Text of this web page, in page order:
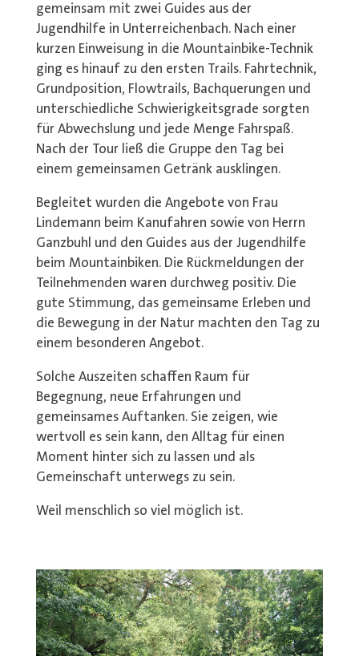
gemeinsam mit zwei Guides aus der
Jugendhilfe in Unterreichenbach. Nach einer
kurzen Einweisung in die Mountainbike-Technik
ging es hinauf zu den ersten Trails. Fahrtechnik,
Grundposition, Flowtrails, Bachquerungen und
unterschiedliche Schwierigkeitsgrade sorgten
für Abwechslung und jede Menge Fahrspaß.
Nach der Tour ließ die Gruppe den Tag bei
einem gemeinsamen Getränk ausklingen.
Begleitet wurden die Angebote von Frau
Lindemann beim Kanufahren sowie von Herrn
Ganzbuhl und den Guides aus der Jugendhilfe
beim Mountainbiken. Die Rückmeldungen der
Teilnehmenden waren durchweg positiv. Die
gute Stimmung, das gemeinsame Erleben und
die Bewegung in der Natur machten den Tag zu
einem besonderen Angebot.
Solche Auszeiten schaffen Raum für
Begegnung, neue Erfahrungen und
gemeinsames Auftanken. Sie zeigen, wie
wertvoll es sein kann, den Alltag für einen
Moment hinter sich zu lassen und als
Gemeinschaft unterwegs zu sein.
Weil menschlich so viel möglich ist.